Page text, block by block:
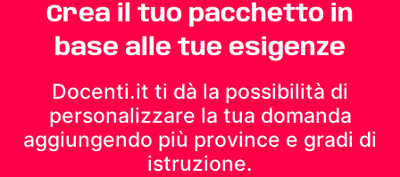
Crea il tuo pacchetto in
base alle tue esigenze
Docenti.it ti dà la possibilità di
personalizzare la tua domanda
aggiungendo più province e gradi di
istruzione.